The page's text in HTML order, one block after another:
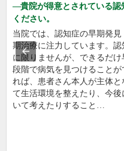
貴院が得意とされている認
ください。
当院では、認知症の早期発見
期治療に注力しています。認
に限りませんが、できるだけ
段階で病気を見つけることが
れば、患者さん本人が主体と
て生活環境を整えたり、今後
いて考えたりすること…